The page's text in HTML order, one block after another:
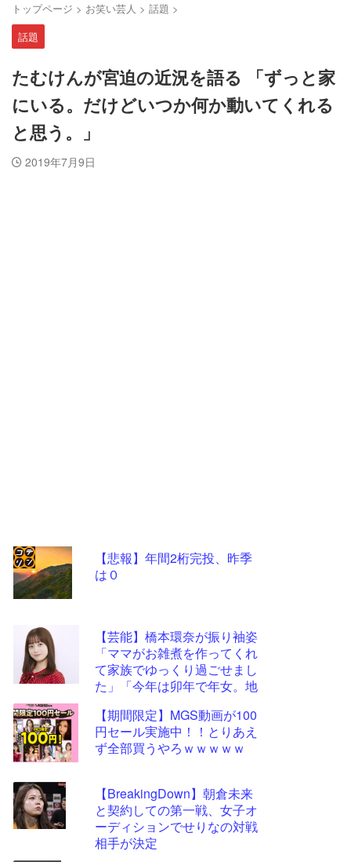
トップページ > お笑い芸人 > 話題 >
話題
たむけんが宮迫の近況を語る 「ずっと家
にいる。だけどいつか何か動いてくれる
と思う。」
2019年7月9日
【悲報】年間2桁完投、昨季
は０
【芸能】橋本環奈が振り袖姿
「ママがお雑煮を作ってくれ
て家族でゆっくり過ごせまし
た」「今年は卯年で年女。地
【期間限定】MGS動画が100
円セール実施中！！とりあえ
ず全部買うやろｗｗｗｗｗ
【BreakingDown】朝倉未来
と契約しての第一戦、女子オ
ーディションでせりなの対戦
相手が決定
コテ
リン
定リ
ンク
更新
ツー
ル